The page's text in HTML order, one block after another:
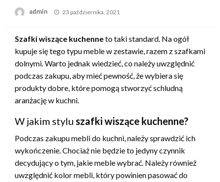
admin
Opublikowane
23 października, 2021
Szafki wiszące kuchenneto taki standard. Na ogół
kupuje się tego typu meble w zestawie, razem z szafkami
dolnymi. Warto jednak wiedzieć, co należy uwzględnić
podczas zakupu, aby mieć pewność, że wybiera się
produkty dobre, które pomogą stworzyć schludną
aranżację w kuchni.
W jakim stylu szafki wiszące kuchenne?
Podczas zakupu mebli do kuchni, należy sprawdzić ich
wykończenie. Chociaż nie będzie to jedyny czynnik
decydujący o tym, jakie meble wybrać. Należy również
uwzględnić kolor mebli, który powinien pasować do